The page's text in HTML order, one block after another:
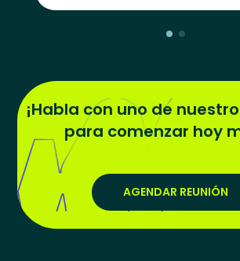
¡Habla con uno de
para comenzar hoy
AGENDAR REUNIÓN